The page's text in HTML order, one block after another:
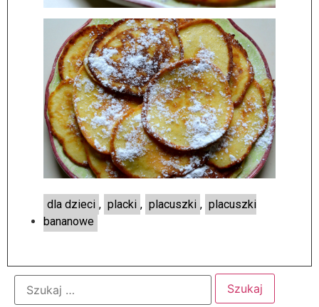
dla dzieci , placki , placuszki , placuszki
bananowe